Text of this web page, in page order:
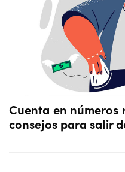
Cuenta en números
consejos para salir